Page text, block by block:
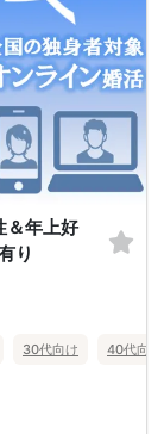
＆年上好
り
30代向け 40代向け